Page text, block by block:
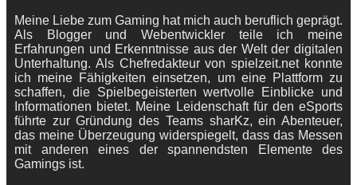
Meine Liebe zum Gaming hat mich auch beruflich geprägt.
Als Blogger und Webentwickler teile ich meine
Erfahrungen und Erkenntnisse aus der Welt der digitalen
Unterhaltung. Als Chefredakteur von spielzeit.net konnte
ich meine Fähigkeiten einsetzen, um eine Plattform zu
schaffen, die Spielbegeisterten wertvolle Einblicke und
Informationen bietet. Meine Leidenschaft für den eSports
führte zur Gründung des Teams sharKz, ein Abenteuer,
das meine Überzeugung widerspiegelt, dass das Messen
mit anderen eines der spannendsten Elemente des
Gamings ist.